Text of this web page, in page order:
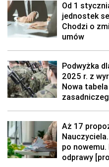
Od 1
jednostek
Chodzi o
umów
Podwyżka
2025 r. z
Nowa
Aż 17
po
odprawy